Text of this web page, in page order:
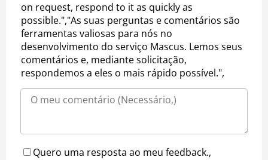
on request, respond to it as quickly as
possible.","As suas perguntas e comentários são
ferramentas valiosas para nós no
desenvolvimento do serviço Mascus. Lemos seus
comentários e, mediante solicitação,
respondemos a eles o mais rápido possível.",
Quero uma resposta ao meu feedback.,